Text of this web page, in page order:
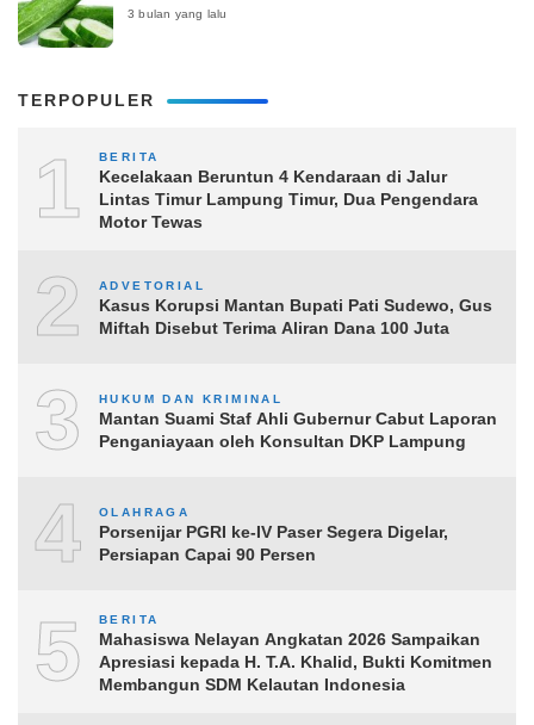
3 bulan yang lalu
TERPOPULER
1 BERITA
Kecelakaan Beruntun 4 Kendaraan di Jalur
Lintas Timur Lampung Timur, Dua Pengendara
Motor Tewas
2 ADVETORIAL
Kasus Korupsi Mantan Bupati Pati Sudewo, Gus
Miftah Disebut Terima Aliran Dana 100 Juta
3 HUKUM DAN KRIMINAL
Mantan Suami Staf Ahli Gubernur Cabut Laporan
Penganiayaan oleh Konsultan DKP Lampung
4 OLAHRAGA
Porsenijar PGRI ke-IV Paser Segera Digelar,
Persiapan Capai 90 Persen
5 BERITA
Mahasiswa Nelayan Angkatan 2026 Sampaikan
Apresiasi kepada H. T.A. Khalid, Bukti Komitmen
Membangun SDM Kelautan Indonesia